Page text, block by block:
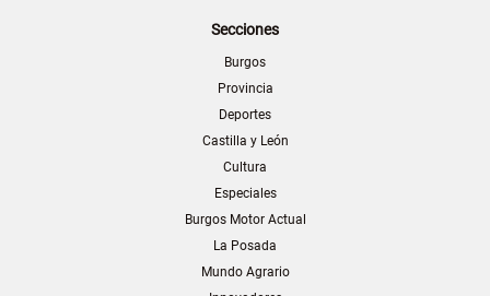
Secciones
Burgos
Provincia
Deportes
Castilla y León
Cultura
Especiales
Burgos Motor Actual
La Posada
Mundo Agrario